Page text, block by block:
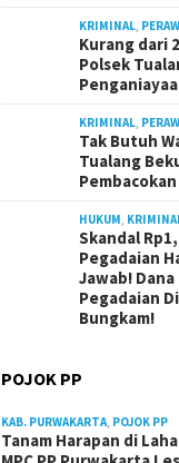
KRIMINAL,
Kurang dari
Polsek
KRIMINAL,
Tak Butuh
Tualang
HUKUM,
Skandal
Pegadaian
Jawab! Dana
Pegadaian
Bungkam!
POJOK PP
KAB. PURWAKARTA, POJOK PP
Tanam Harapan di